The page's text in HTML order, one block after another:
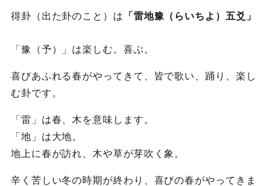
得卦（出た卦のこと）は 「雷地豫（らいちよ）五爻」
「豫（予）」は楽しむ。喜ぶ。
喜びあふれる春がやってきて、皆で歌い、踊り、楽し
む卦です。
「雷」は春、木を意味します。
「地」は大地。
地上に春が訪れ、木や草が芽吹く象。
辛く苦しい冬の時期が終わり、喜びの春がやってきま